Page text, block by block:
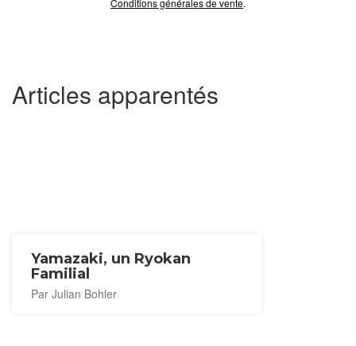
Articles apparentés
Yamazaki, un Ryokan
Familial
Par Julian Bohler
Conditions générales de vente.